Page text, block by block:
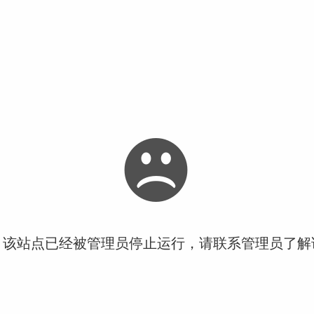
站点已经被管理员停止运行，请联系管理员了